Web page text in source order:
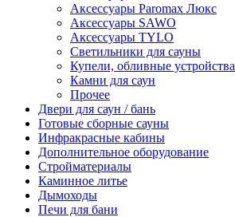
Аксессуары Paromax Люкс
Аксессуары SAWO
Аксессуары TYLO
Светильники для сауны
Купели, обливные устройства
Камни для саун
Прочее
Двери для саун / бань
Готовые сборные сауны
Инфракрасные кабины
Дополнительное оборудование
Стройматериалы
Каминное литье
Дымоходы
Печи для бани